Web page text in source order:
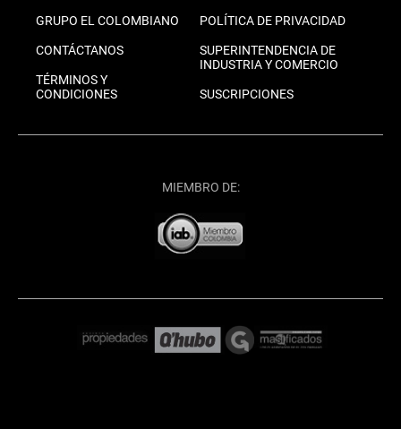
GRUPO EL COLOMBIANO
CONTÁCTANOS
TÉRMINOS Y
CONDICIONES
POLÍTICA DE PRIVACIDAD
SUPERINTENDENCIA DE
INDUSTRIA Y COMERCIO
SUSCRIPCIONES
MIEMBRO DE: